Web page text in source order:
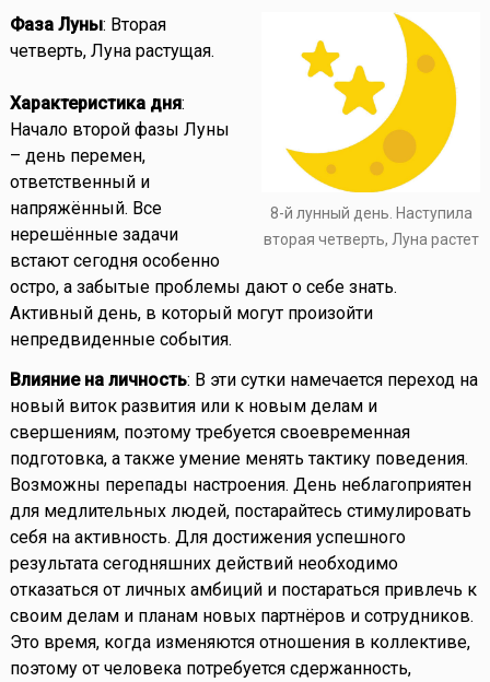
8-й лунный день. Наступила
вторая четверть, Луна растет
Фаза Луны: Вторая
четверть, Луна растущая.
Характеристика дня:
Начало второй фазы Луны
– день перемен,
ответственный и
напряжённый. Все
нерешённые задачи
встают сегодня особенно
остро, а забытые проблемы дают о себе знать.
Активный день, в который могут произойти
непредвиденные события.
Влияние на личность: В эти сутки намечается переход на
новый виток развития или к новым делам и
свершениям, поэтому требуется своевременная
подготовка, а также умение менять тактику поведения.
Возможны перепады настроения. День неблагоприятен
для медлительных людей, постарайтесь стимулировать
себя на активность. Для достижения успешного
результата сегодняшних действий необходимо
отказаться от личных амбиций и постараться привлечь к
своим делам и планам новых партнёров и сотрудников.
Это время, когда изменяются отношения в коллективе,
поэтому от человека потребуется сдержанность,